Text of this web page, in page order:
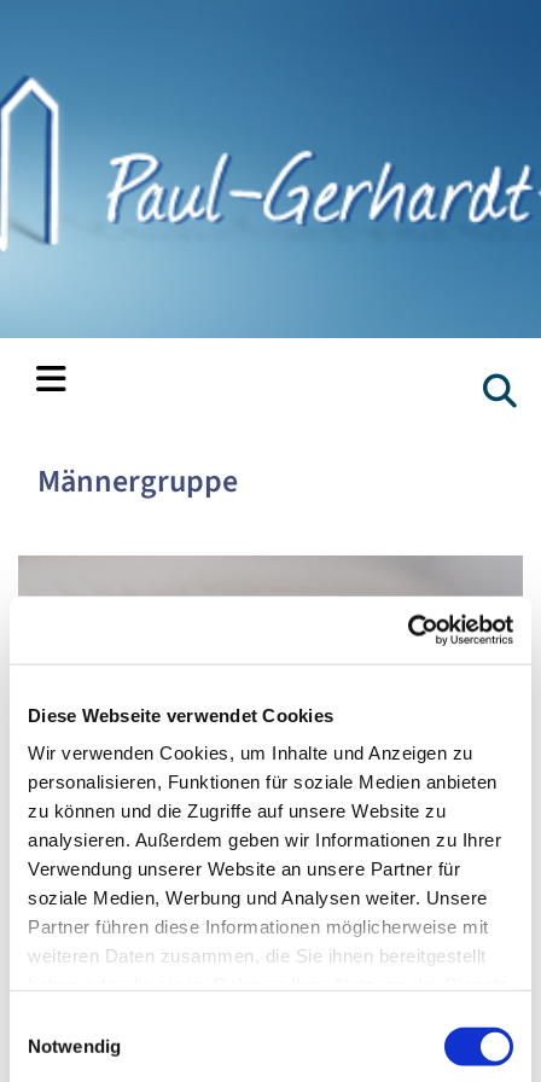
Diese Webseite verwendet Cookies
Wir verwenden Cookies, um Inhalte und Anzeigen zu
personalisieren, Funktionen für soziale Medien anbieten
zu können und die Zugriffe auf unsere Website zu
analysieren. Außerdem geben wir Informationen zu Ihrer
Verwendung unserer Website an unsere Partner für
soziale Medien, Werbung und Analysen weiter. Unsere
Partner führen diese Informationen möglicherweise mit
weiteren Daten zusammen, die Sie ihnen bereitgestellt
Notwendig
Männergruppe
Dienstag, 28. September 2027, 19:00 Uhr
Paul-Gerhardt-Kirchengemeinde, Raum 3,
Ivensring 9, 24149 Kiel